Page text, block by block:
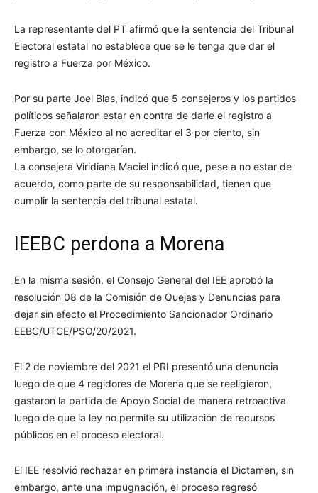
La representante del PT afirmó que la sentencia del Tribunal
Electoral estatal no establece que se le tenga que dar el
registro a Fuerza por México.
Por su parte Joel Blas, indicó que 5 consejeros y los partidos
políticos señalaron estar en contra de darle el registro a
Fuerza con México al no acreditar el 3 por ciento, sin
embargo, se lo otorgarían.
La consejera Viridiana Maciel indicó que, pese a no estar de
acuerdo, como parte de su responsabilidad, tienen que
cumplir la sentencia del tribunal estatal.
IEEBC perdona a Morena
En la misma sesión, el Consejo General del IEE aprobó la
resolución 08 de la Comisión de Quejas y Denuncias para
dejar sin efecto el Procedimiento Sancionador Ordinario
EEBC/UTCE/PSO/20/2021.
El 2 de noviembre del 2021 el PRI presentó una denuncia
luego de que 4 regidores de Morena que se reeligieron,
gastaron la partida de Apoyo Social de manera retroactiva
luego de que la ley no permite su utilización de recursos
públicos en el proceso electoral.
El IEE resolvió rechazar en primera instancia el Dictamen, sin
embargo, ante una impugnación, el proceso regresó